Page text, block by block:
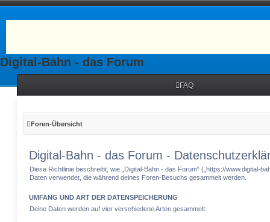
Digital-Bahn - das Forum
FAQ
Foren-Übersicht
Digital-Bahn - das Forum -
Diese Richtlinie beschreibt, wie „Digital-Bahn - das Forum“ („https://www.digital-
Daten verwendet, die während deines Foren-Besuchs gesammelt werden.
UMFANG UND ART DER DATENSPEICHERUNG
Deine Daten werden auf vier verschiedene Arten gesammelt: